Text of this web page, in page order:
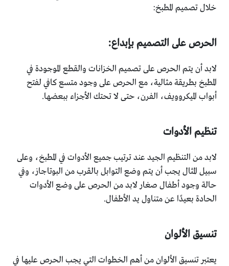
خلال تصميم المطبخ:
الحرص على التصميم بإبداع:
لابد أن يتم الحرص على تصميم الخزانات والقطع الموجودة في
المطبخ بطريقة مثالية، مع الحرص على وجود متسع كافي لفتح
أبواب الميكروويف، الفرن، حتى لا تحتك الأجزاء ببعضها.
تنظيم الأدوات
لابد من التنظيم الجيد عند ترتيب جميع الأدوات في المطبخ، وعلى
سبيل المثال يجب أن يتم وضع التوابل بالقرب من البوتاجاز، وفي
حالة وجود أطفال صغار لابد من الحرص على وضع الأدوات
الحادة بعيدًا عن متناول يد الأطفال.
تنسيق الألوان
يعتبر تنسيق الألوان من أهم الخطوات التي يجب الحرص عليها في